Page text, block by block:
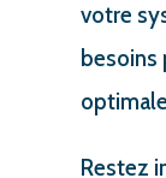
votre
besoins
Restez